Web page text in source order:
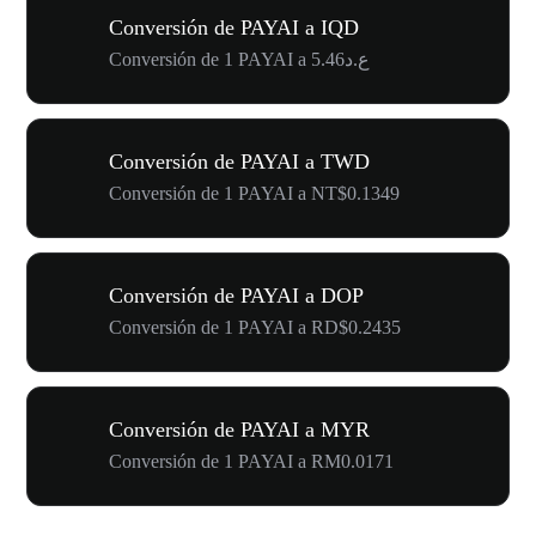
Conversión de PAYAI a IQD
Conversión de 1 PAYAI a ع.د5.46
Conversión de PAYAI a TWD
Conversión de 1 PAYAI a NT$0.1349
Conversión de PAYAI a DOP
Conversión de 1 PAYAI a RD$0.2435
Conversión de PAYAI a MYR
Conversión de 1 PAYAI a RM0.0171